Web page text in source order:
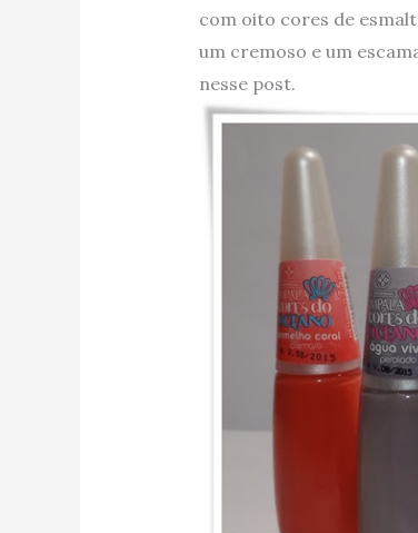
com oito cores de
um cremoso e um
nesse post.